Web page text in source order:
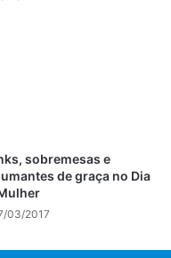
tem direção e
o empréstimo
Grand Filmes, que
colorização e
da Link Digital.
Colombia Coffee. Foi
braço fonográfico da
de fãs nas redes
O álbum está
sobremesas e
de graça no Dia
03/2017